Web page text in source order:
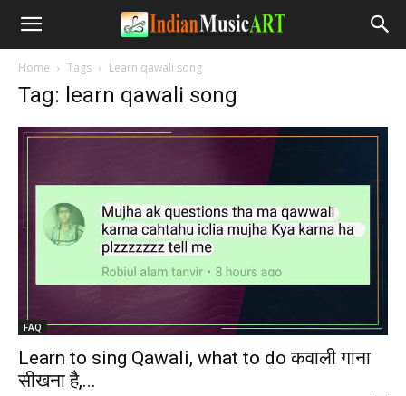
Home Tags Learn qawali song
Tag: learn qawali song
FAQ
Learn to sing Qawali, what to do कवाली गाना
सीखना है,...